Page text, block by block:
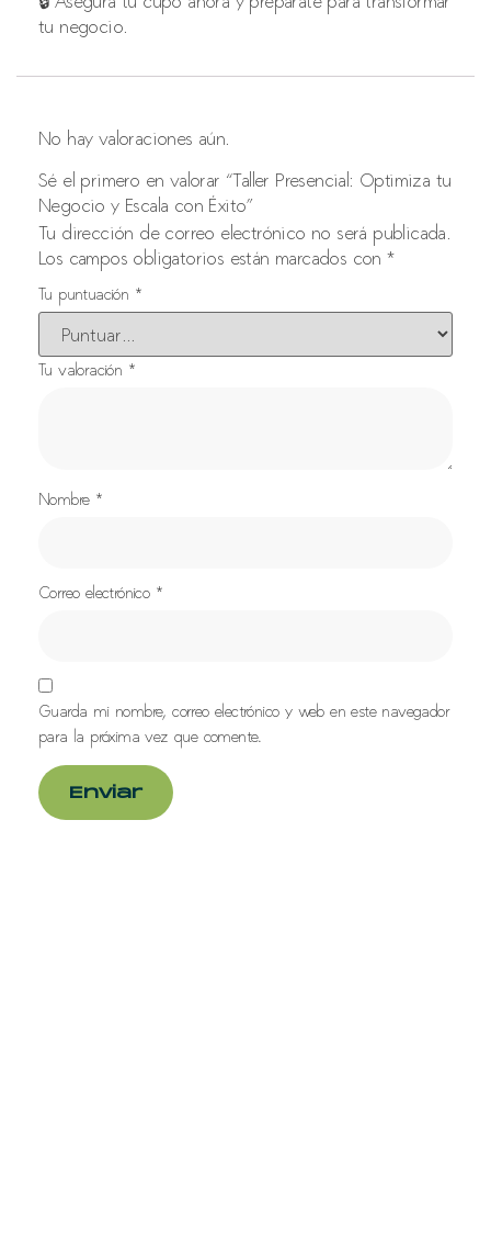
tu negocio.
No hay valoraciones aún.
Sé el primero en valorar “Taller Presencial: Optimiza tu
Negocio y Escala con Éxito”
Tu dirección de correo electrónico no será publicada.
Los campos obligatorios están marcados con*
Tu puntuación *
Tu valoración *
Nombre *
Correo electrónico *
Guarda mi nombre, correo electrónico y web en este navegador
para la próxima vez que comente.